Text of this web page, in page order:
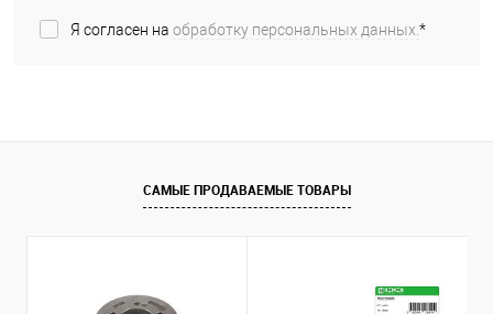
Я согласен на обработку персональных данных.*
САМЫЕ ПРОДАВАЕМЫЕ ТОВАРЫ